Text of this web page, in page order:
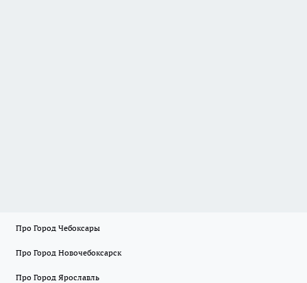
Про Город Чебоксары
Про Город Новочебоксарск
Про Город Ярославль